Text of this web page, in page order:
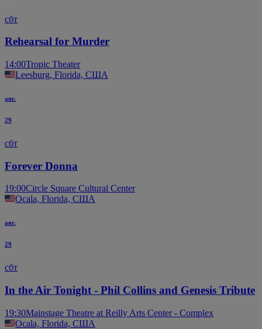
сбт
Rehearsal for Murder
14:00Tropic Theater
Leesburg, Florida, США
авг.
29
сбт
Forever Donna
19:00Circle Square Cultural Center
Ocala, Florida, США
авг.
29
сбт
In the Air Tonight - Phil Collins and Genesis Tribute
19:30Mainstage Theatre at Reilly Arts Center - Complex
Ocala, Florida, США